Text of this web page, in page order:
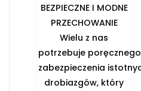
BEZPIECZNE I MODNE
PRZECHOWANIE️
Wielu z nas
potrzebuje
zabezpieczenia
drobiazgów, który